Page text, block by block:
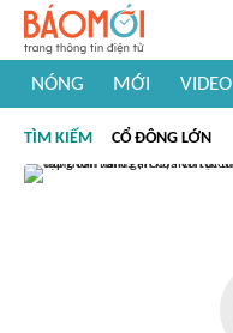
NÓNG MỚI VIDEO
#Khám phá thế giới
TÌM KIẾM CỔ ĐÔNG LỚN